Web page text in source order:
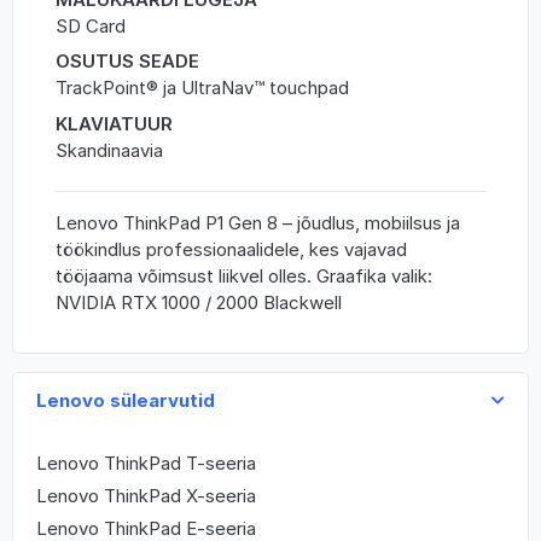
Lenovo sülearvutid
Lenovo ThinkPad T-seeria
Lenovo ThinkPad X-seeria
Lenovo ThinkPad E-seeria
SD Card
OSUTUS SEADE
TrackPoint® ja UltraNav™ touchpad
KLAVIATUUR
Skandinaavia
Lenovo ThinkPad P1 Gen 8 – jõudlus, mobiilsus ja
töökindlus professionaalidele, kes vajavad
tööjaama võimsust liikvel olles. Graafika valik:
NVIDIA RTX 1000 / 2000 Blackwell